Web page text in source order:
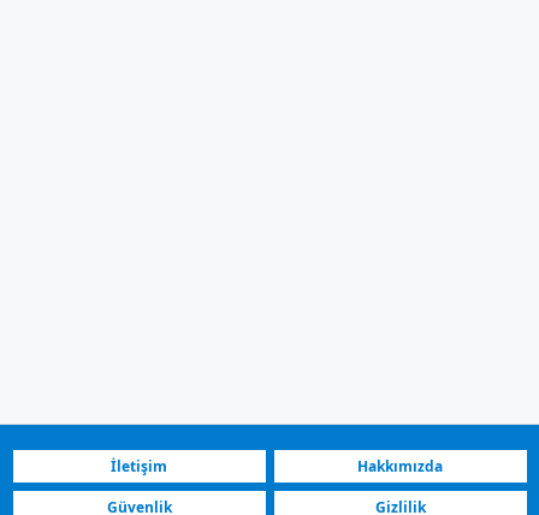
İletişim
Hakkımızda
Güvenlik
Gizlilik